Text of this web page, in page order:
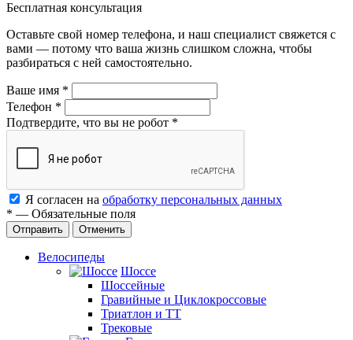
Бесплатная консультация
Оставьте свой номер телефона, и наш специалист свяжется с
вами — потому что ваша жизнь слишком сложна, чтобы
разбираться с ней самостоятельно.
Ваше имя *
Телефон *
Подтвердите, что вы не робот *
Я согласен на обработку персональных данных
* — Обязательные поля
Отменить
Велосипеды
Шоссе
Шоссейные
Гравийные и Циклокроссовые
Триатлон и ТТ
Трековые